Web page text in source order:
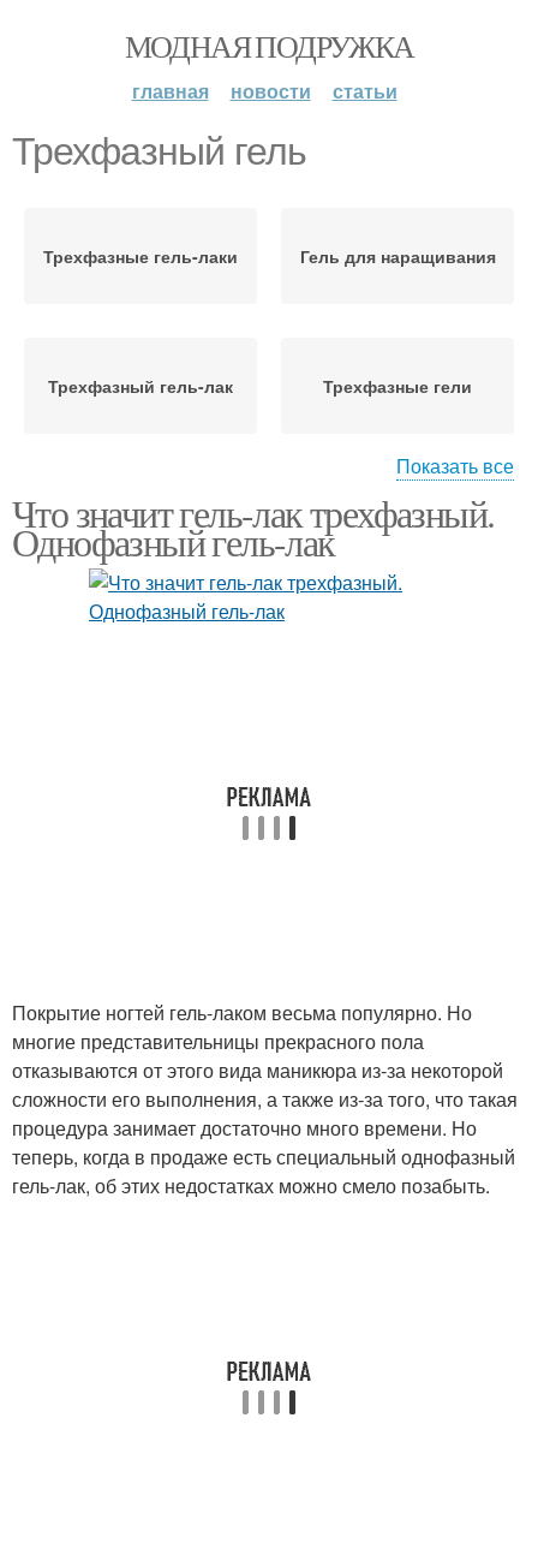
МОДНАЯ ПОДРУЖКА
главная новости статьи
Трехфазный гель
Трехфазные гель-лаки Гель для наращивания
Трехфазный гель-лак Трехфазные гели
Однофазный гель Однослойные гели
Показать все
Что значит гель-лак трехфазный.
Однофазный гель-лак
Покрытие ногтей гель-лаком весьма популярно. Но
многие представительницы прекрасного пола
отказываются от этого вида маникюра из-за некоторой
сложности его выполнения, а также из-за того, что такая
процедура занимает достаточно много времени. Но
теперь, когда в продаже есть специальный однофазный
гель-лак, об этих недостатках можно смело позабыть.